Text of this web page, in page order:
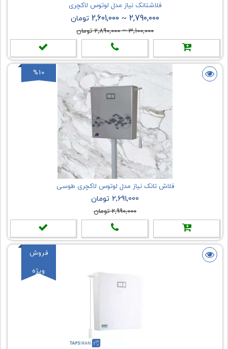
فلاشتانک نیاز مدل لوتوس لاکچری
2,790,000
~
2,601,000تومان
3,100,000
~
2,890,000تومان
%10
فلاش تانک نیاز مدل لوتوس لاکچری طوسی
2,691,000 تومان
2,990,000 تومان
فروش
ویژه